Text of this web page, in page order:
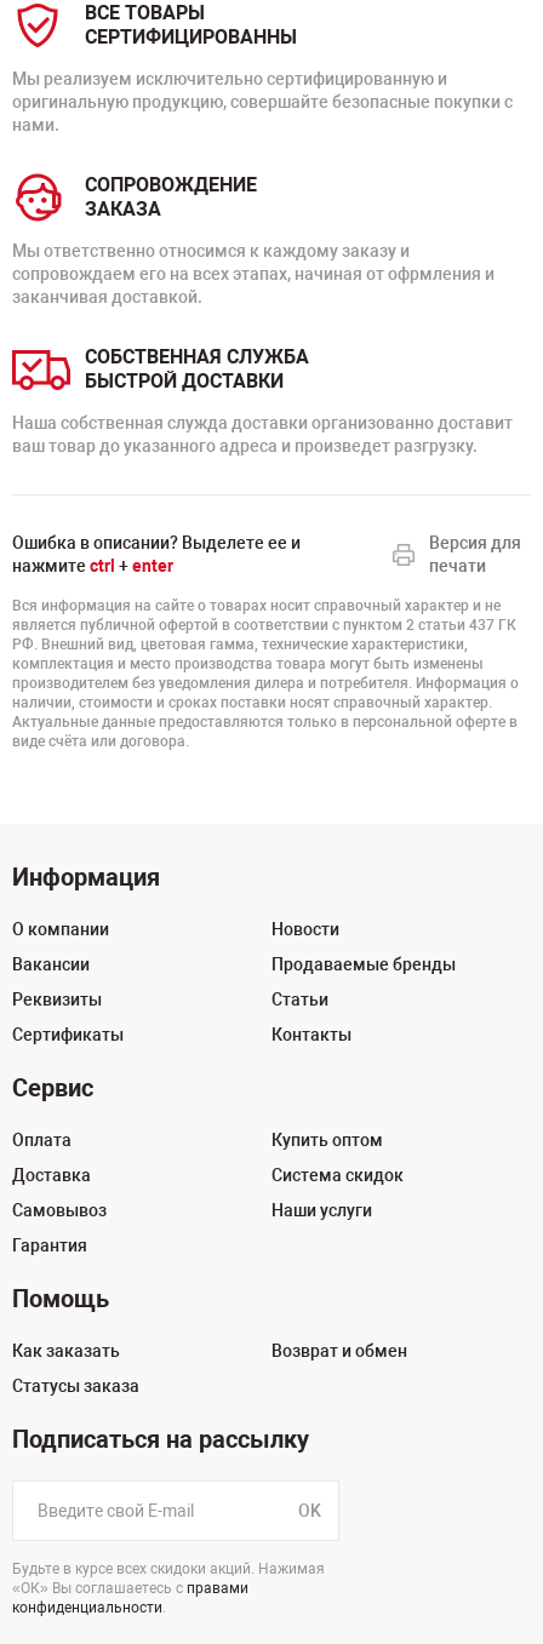
ВСЕ ТОВАРЫ
СЕРТИФИЦИРОВАННЫ
Мы реализуем исключительно сертифицированную и
оригинальную продукцию, совершайте безопасные покупки с
нами.
СОПРОВОЖДЕНИЕ
ЗАКАЗА
Мы ответственно относимся к каждому заказу и
сопровождаем его на всех этапах, начиная от офрмления и
заканчивая доставкой.
СОБСТВЕННАЯ СЛУЖБА
БЫСТРОЙ ДОСТАВКИ
Наша собственная служда доставки организованно доставит
ваш товар до указанного адреса и произведет разгрузку.
Ошибка в описании? Выделете ее и
нажмите ctrl +enter
Версия для
печати
Вся информация на сайте о товарах носит справочный характер и не
является публичной офертой в соответствии с пунктом 2 статьи 437 ГК
РФ. Внешний вид, цветовая гамма, технические характеристики,
комплектация и место производства товара могут быть изменены
производителем без уведомления дилера и потребителя. Информация о
наличии, стоимости и сроках поставки носят справочный характер.
Актуальные данные предоставляются только в персональной оферте в
виде счёта или договора.
Информация
О компании
Вакансии
Реквизиты
Сертификаты
Новости
Продаваемые бренды
Статьи
Контакты
Сервис
Оплата
Доставка
Самовывоз
Гарантия
Купить оптом
Система скидок
Наши услуги
Помощь
Как заказать
Статусы заказа
Возврат и обмен
Подписаться на рассылку
OK
Будьте в курсе всех скидоки акций. Нажимая
«ОК» Вы соглашаетесь с правами
конфиденциальности.